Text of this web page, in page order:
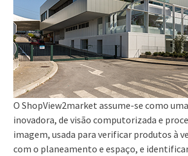
O ShopView2market assume-se como
inovadora, de visão computorizada e
imagem, usada para verificar produtos à
com o planeamento e espaço, e